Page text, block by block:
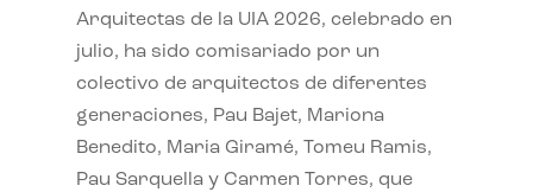
Arquitectas de la UIA 2026, celebrado en
julio, ha sido comisariado por un
colectivo de arquitectos de diferentes
generaciones, Pau Bajet, Mariona
Benedito, Maria Giramé, Tomeu Ramis,
Pau Sarquella y Carmen Torres, que